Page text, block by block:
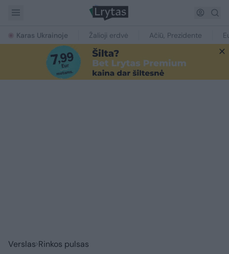
Karas Ukrainoje Žalioji erdvė Ačiū, Prezidente
Verslas Rinkos pulsas